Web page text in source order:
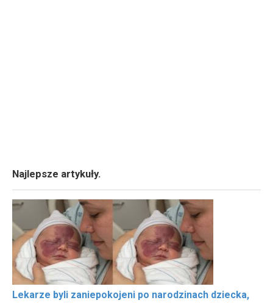
Najlepsze artykuły.
Lekarze byli zaniepokojeni po narodzinach dziecka,